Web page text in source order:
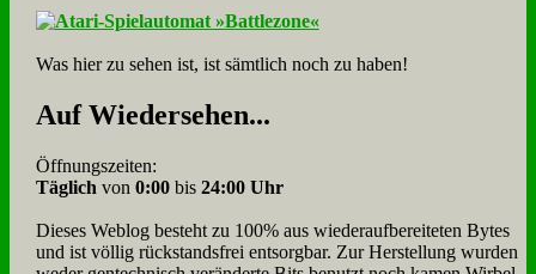
Was hier zu sehen ist, ist sämt­lich noch zu haben!
Auf Wie­der­se­hen...
Öffnungszeiten:
Täglich von 0:00bis 24:00 Uhr
Dieses Weblog besteht zu 100% aus wie­der­auf­bereite­ten Bytes
und ist völlig rück­stands­frei ent­sorg­bar. Zur Herstellung wurden